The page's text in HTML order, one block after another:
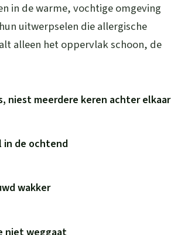
in de warme, vochtige omgeving
uitwerpselen die allergische
alleen het oppervlak schoon, de
niest meerdere keren achter elkaar
in de ochtend
wakker